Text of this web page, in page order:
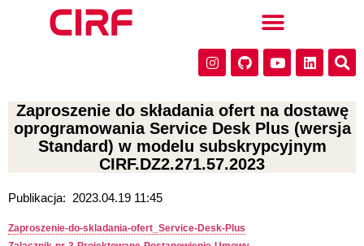
Zaproszenie do składania ofert na dostawę
oprogramowania Service Desk Plus (wersja
Standard) w modelu subskrypcyjnym
CIRF.DZ2.271.57.2023
Publikacja: 2023.04.19 11:45
Zaproszenie-do-skladania-ofert_Service-Desk-Plus